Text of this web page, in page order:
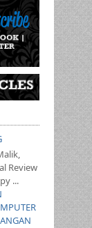
Review
...